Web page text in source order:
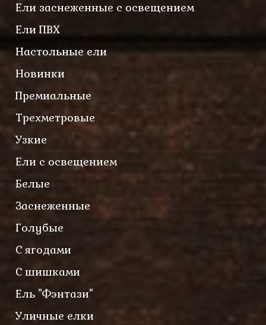
Ели заснеженные с освещением
Ели ПВХ
Настольные ели
Новинки
Премиальные
Трехметровые
Узкие
Ели с освещением
Белые
Заснеженные
Голубые
С ягодами
С шишками
Ель "Фэнтази"
Уличные елки